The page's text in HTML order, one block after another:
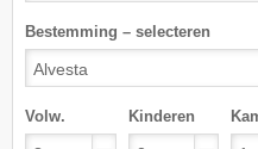
Bestemming – selecteren
Volw. Kinderen